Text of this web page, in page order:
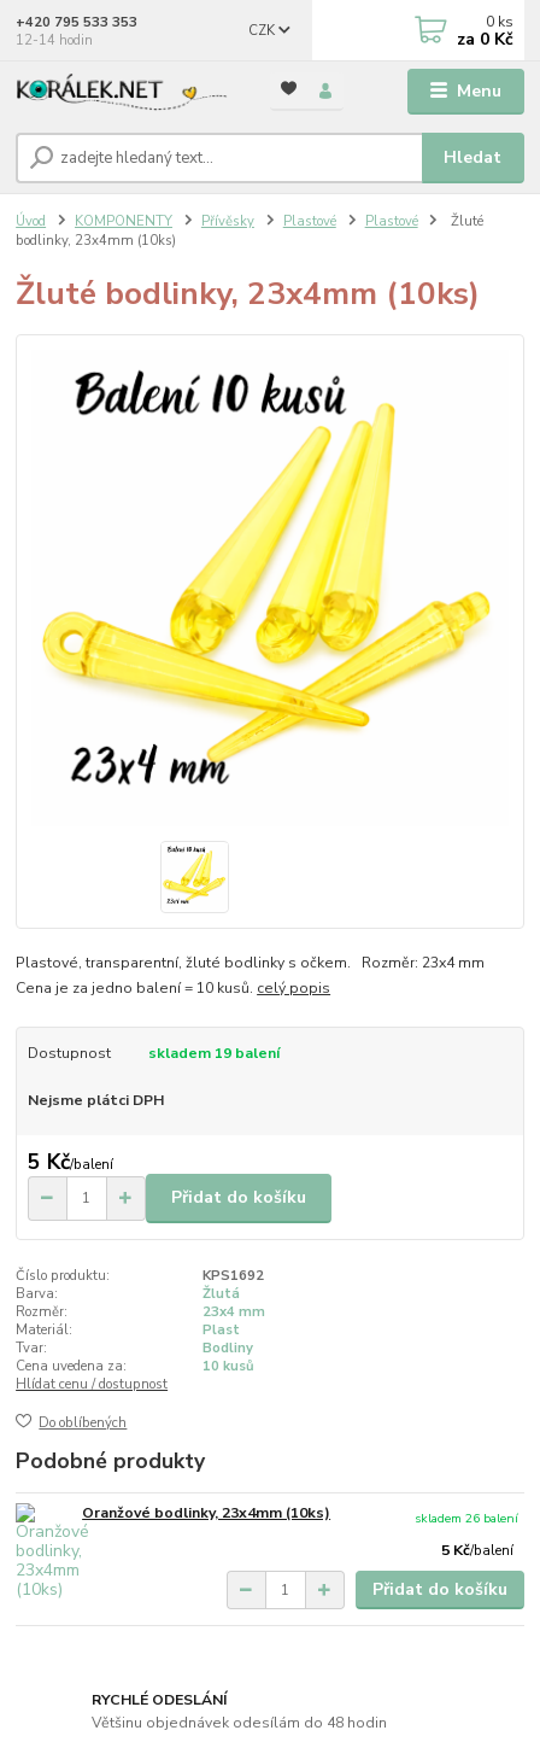
Menu
CZK
Hledat
+420 795 533 353
12-14 hodin
0 ks
za 0 Kč
Úvod KOMPONENTY Přívěsky Plastové Plastové
Žluté
bodlinky, 23x4mm (10ks)
Žluté bodlinky, 23x4mm (10ks)
Plastové, transparentní, žluté bodlinky s očkem. Rozměr: 23x4 mm
Cena je za jedno balení = 10 kusů. celý popis
Dostupnost skladem 19 balení
Nejsme plátci DPH
5 Kč/balení
Přidat do košíku
Číslo produktu:
KPS1692
Barva:
Žlutá
Rozměr:
23x4 mm
Materiál:
Plast
Tvar:
Bodliny
Cena uvedena za:
10 kusů
Hlídat cenu / dostupnost
Do oblíbených
Podobné produkty
Oranžové bodlinky, 23x4mm (10ks)
5 Kč/balení
skladem 26 balení
Přidat do košíku
RYCHLÉ ODESLÁNÍ
Většinu objednávek odesílám do 48 hodin